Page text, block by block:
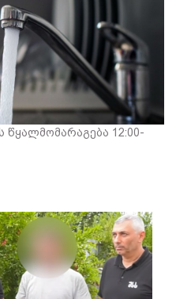
წყალმომარაგება 12:00-